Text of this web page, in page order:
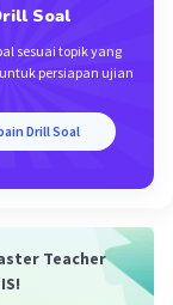
Soal
sesuai topik yang
persiapan ujian
Drill Soal
Teacher